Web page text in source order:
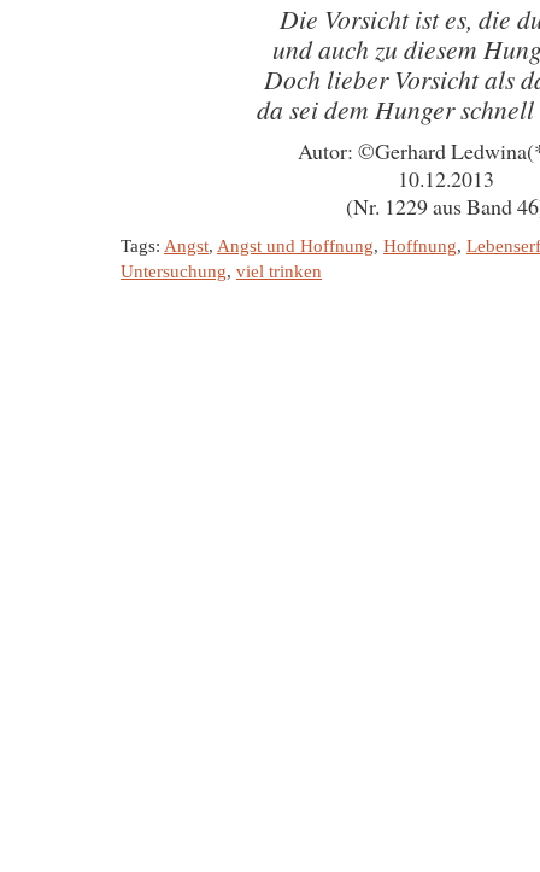
Die Vorsicht ist es, die
und auch zu diesem
Doch lieber Vorsicht als
da sei dem Hunger
Autor: ©Gerhard
10.12.2013
(Nr. 1229 aus Band
Tags: Angst, Angst und Hoffnung, Hoffnung,
Untersuchung, viel trinken